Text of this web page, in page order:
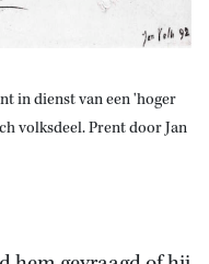
in dienst van een 'hoger
volksdeel. Prent door Jan